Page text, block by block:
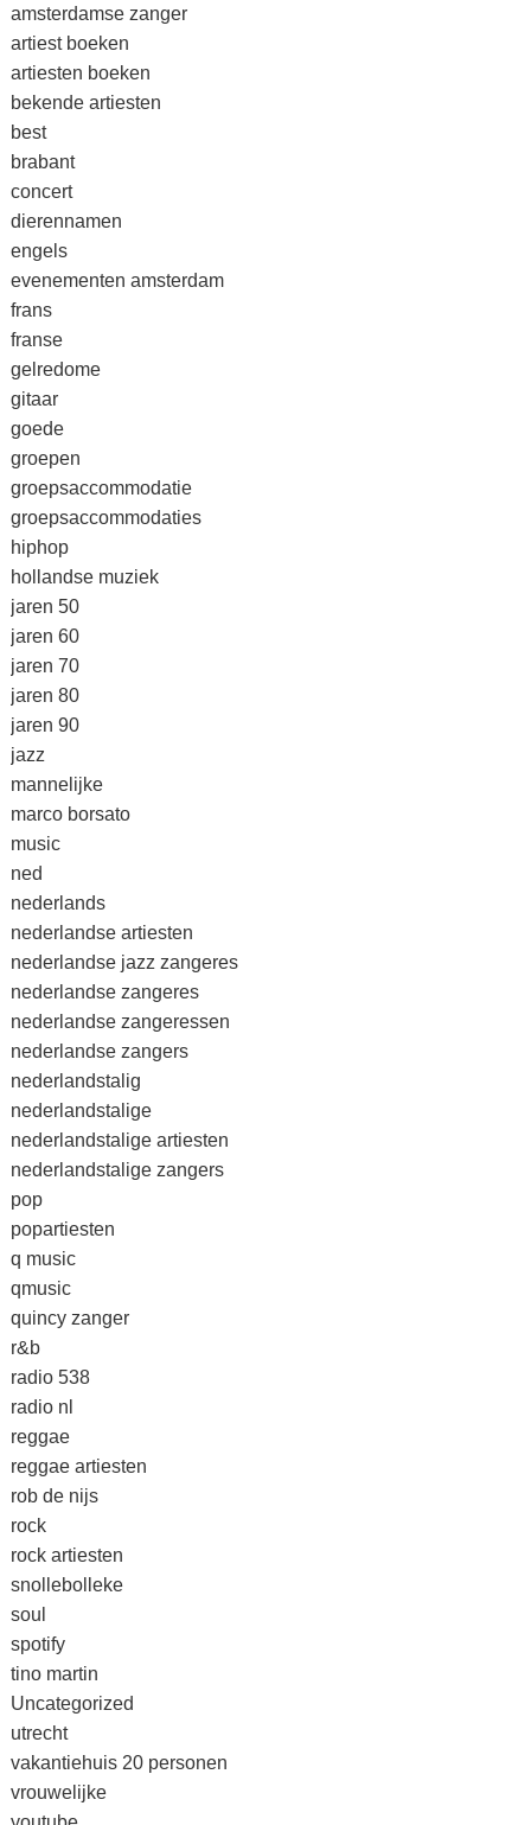
amsterdamse zanger
artiest boeken
artiesten boeken
bekende artiesten
best
brabant
concert
dierennamen
engels
evenementen amsterdam
frans
franse
gelredome
gitaar
goede
groepen
groepsaccommodatie
groepsaccommodaties
hiphop
hollandse muziek
jaren 50
jaren 60
jaren 70
jaren 80
jaren 90
jazz
mannelijke
marco borsato
music
ned
nederlands
nederlandse artiesten
nederlandse jazz zangeres
nederlandse zangeres
nederlandse zangeressen
nederlandse zangers
nederlandstalig
nederlandstalige
nederlandstalige artiesten
nederlandstalige zangers
pop
popartiesten
q music
qmusic
quincy zanger
r&b
radio 538
radio nl
reggae
reggae artiesten
rob de nijs
rock
rock artiesten
snollebolleke
soul
spotify
tino martin
Uncategorized
utrecht
vakantiehuis 20 personen
vrouwelijke